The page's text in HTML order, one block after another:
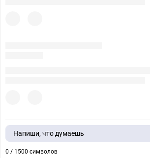
Напиши, что думаешь
0 / 1500 символов